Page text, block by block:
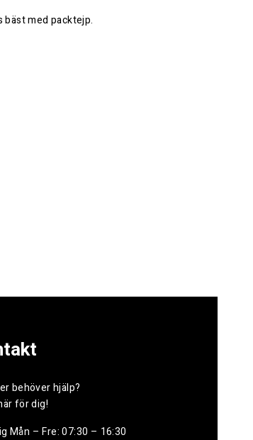
med packtejp.
behöver hjälp?
för dig!
Mån – Fre: 07:30 – 16:30